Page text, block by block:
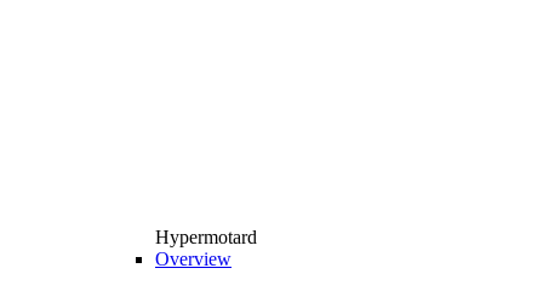
Hypermotard
Overview